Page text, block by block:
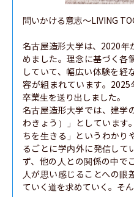
問いかける意志〜LIVING
名古屋造形大学は、2020年
めました。理念に基づく各
していて、幅広い体験を経
容が組まれています。
卒業生を送り出しました。
名古屋造形大学では、建学
わきょう）」としています
ちを生きる」というわかり
るごとに学内外に発信して
ず、他の人との関係の中で
人が思い感じることへの眼
ていく道を求めていく。そ